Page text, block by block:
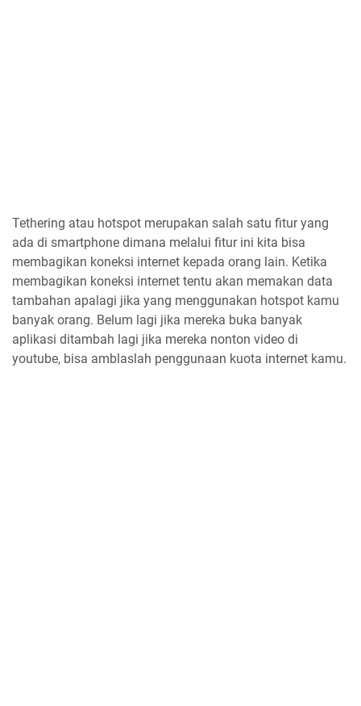
Tethering atau hotspot merupakan salah satu fitur yang
ada di smartphone dimana melalui fitur ini kita bisa
membagikan koneksi internet kepada orang lain. Ketika
membagikan koneksi internet tentu akan memakan data
tambahan apalagi jika yang menggunakan hotspot kamu
banyak orang. Belum lagi jika mereka buka banyak
aplikasi ditambah lagi jika mereka nonton video di
youtube, bisa amblaslah penggunaan kuota internet kamu.